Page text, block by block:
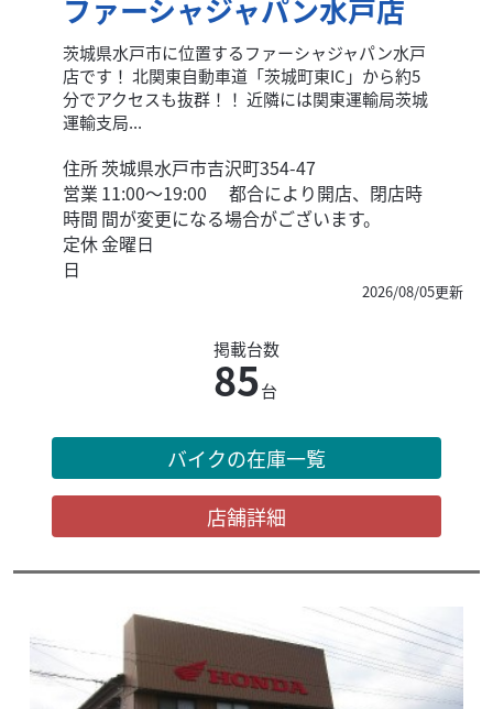
ファーシャジャパン水戸店
茨城県水戸市に位置するファーシャジャパン水戸
店です！ 北関東自動車道「茨城町東IC」から約5
分でアクセスも抜群！！ 近隣には関東運輸局茨城
運輸支局...
住所茨城県水戸市吉沢町354-47
営業
時間
11:00〜19:00 都合により開店、閉店時
間が変更になる場合がございます。
定休
日
金曜日
2026/08/05更新
掲載台数
85台
バイクの在庫一覧
店舗詳細